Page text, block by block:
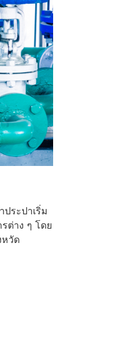
ระปาเริ่ม
ต่าง ๆ โดย
วัด